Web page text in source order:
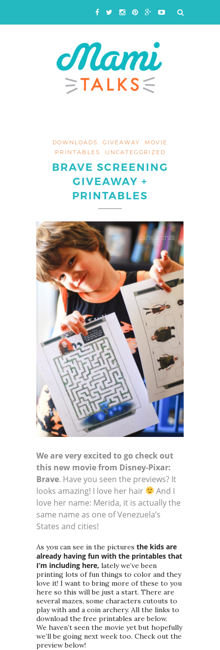
DOWNLOADS GIVEAWAY
MOVIE
PRINTABLES
UNCATEGORIZED
BRAVE SCREENING
GIVEAWAY +
PRINTABLES
We are very excited to go check out
this new movie from Disney-Pixar:
Brave. Have you seen the previews? It
looks amazing! I love her hair
And I
love her name: Merida, it is actually the
same name as one of Venezuela’s
States and cities!
As you can see in the pictures the kids are
already having fun with the printables that
I’m including here, lately we’ve been
printing lots of fun things to color and they
love it! I want to bring more of these to you
here so this will be just a start. There are
several mazes, some characters cutouts to
play with and a coin archery. All the links to
download the free printables are below.
We haven’t seen the movie yet but hopefully
we’ll be going next week too. Check out the
preview below!